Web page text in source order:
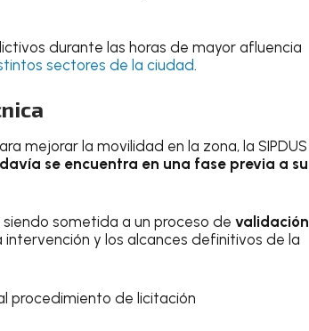
durante las horas de mayor afluencia
sectores de la ciudad.
mejorar la movilidad en la zona, la SIPDUS
se encuentra en una fase previa a su
sometida a un proceso de validación
y los alcances definitivos de la
procedimiento de licitación